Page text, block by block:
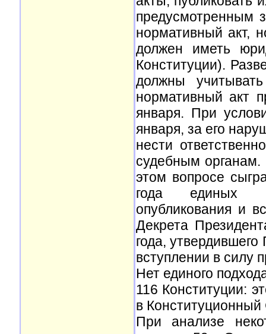
предусмотренным
нормативный акт,
должен иметь
Конституции).
должны
нормативный акт
января. При
января, за его
нести
судебным
этом вопросе
года единых
опубликования и
Декрета
года,
вступлении в силу
Нет единого
116 Конституции:
в Конституционный
При анализе